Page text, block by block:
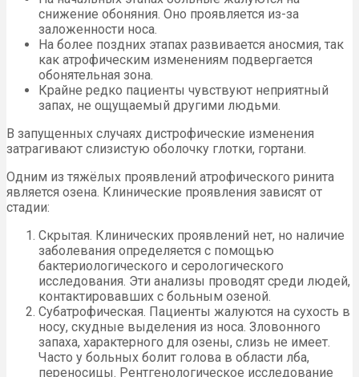
снижение обоняния. Оно проявляется из-за
заложенности носа.
На более поздних этапах развивается аносмия, так
как атрофическим изменениям подвергается
обонятельная зона.
Крайне редко пациенты чувствуют неприятный
запах, не ощущаемый другими людьми.
В запущенных случаях дистрофические изменения
затрагивают слизистую оболочку глотки, гортани.
Одним из тяжёлых проявлений атрофического ринита
является озена. Клинические проявления зависят от
стадии:
Скрытая. Клинических проявлений нет, но наличие
заболевания определяется с помощью
бактериологического и серологического
исследования. Эти анализы проводят среди людей,
контактировавших с больным озеной.
Субатрофическая. Пациенты жалуются на сухость в
носу, скудные выделения из носа. Зловонного
запаха, характерного для озены, слизь не имеет.
Часто у больных болит голова в области лба,
переносицы. Рентгенологическое исследование